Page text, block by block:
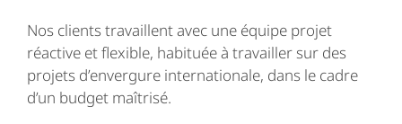
Nos clients travaillent avec une équipe projet
réactive et flexible, habituée à travailler sur des
projets d’envergure internationale, dans le cadre
d’un budget maîtrisé.